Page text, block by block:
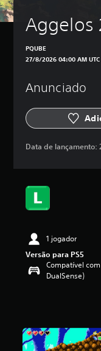
Aggelos
PQUBE
27/8/2026 04:00 AM UTC
Anunciado
Data de lançamento:
1 jogador
Versão para PS5
Compatível
DualSense)